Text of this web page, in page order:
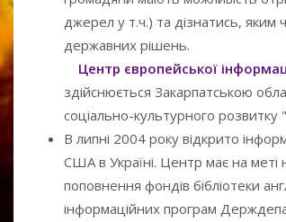
джерел у т.ч.) та дізнатись,
державних рішень.
Центр європейської
здійснюється Закарпатською
соціально-культурного розвитку
В липні 2004 року відкрито
США в Україні. Центр має на меті
поповнення фондів бібліотеки
інформаційних програм